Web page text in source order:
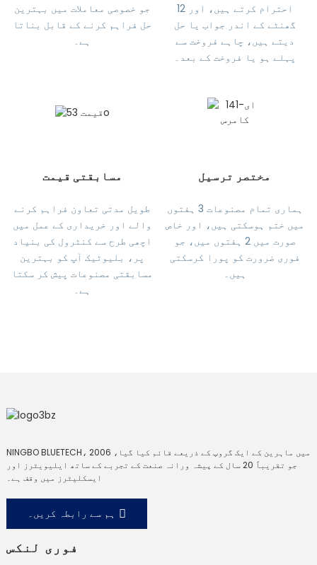
جو خصوصی معاملات میں بہترین
حل فراہم کرنے کے قابل بناتا
ہے۔
احترام کرتے ہیں، اور 12
گھنٹے کے اندر جواب یا حل
دیتے ہیں، چاہے فروخت سے
پہلے ہو یا فروخت کے بعد۔
مسابقتی قیمت
طویل مدتی تعاون فراہم کرنے
والے اور خریداری کے عمل میں
اچھی طرح سے کنٹرول کی بنیاد
پر، بلیوٹیک آپ کو بہترین
مسابقتی مصنوعات پیش کر سکتا
ہے۔
مختصر ترسیل
ہماری تمام مصنوعات 3 ہفتوں
میں ختم ہوسکتی ہیں، اور خاص
صورت میں 2 ہفتوں میں، جو
فوری ضرورت کو پورا کرسکتی
ہیں۔
NINGBO BLUETECH، 2006 میں ماہرین کے ایک گروپ کے ذریعے قائم کیا گیا،
جو تقریباً 20 سال کے پیشہ ورانہ صنعت کے تجربے کے ساتھ ایلیویٹرز اور
ایسکلیٹرز میں وقف ہے۔
ہم سے رابطہ کریں۔
فوری لنکس